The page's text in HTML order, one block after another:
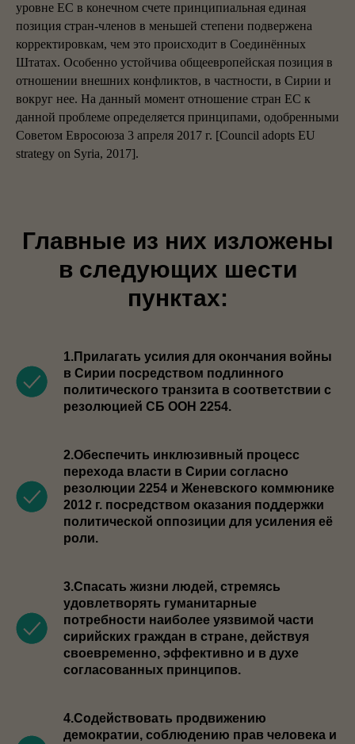
уровне ЕС в конечном счете принципиальная единая
позиция стран-членов в меньшей степени подвержена
корректировкам, чем это происходит в Соединённых
Штатах. Особенно устойчива общеевропейская позиция в
отношении внешних конфликтов, в частности, в Сирии и
вокруг нее. На данный момент отношение стран ЕС к
данной проблеме определяется принципами, одобренными
Советом Евросоюза 3 апреля 2017 г. [Council adopts EU
strategy on Syria, 2017].
Главные из них изложены
в следующих шести
пунктах:
1.Прилагать усилия для окончания войны
в Сирии посредством подлинного
политического транзита в соответствии с
резолюцией СБ ООН 2254.
2.Обеспечить инклюзивный процесс
перехода власти в Сирии согласно
резолюции 2254 и Женевского коммюнике
2012 г. посредством оказания поддержки
политической оппозиции для усиления её
роли.
3.Спасать жизни людей, стремясь
удовлетворять гуманитарные
потребности наиболее уязвимой части
сирийских граждан в стране, действуя
своевременно, эффективно и в духе
согласованных принципов.
4.Содействовать продвижению
демократии, соблюдению прав человека и